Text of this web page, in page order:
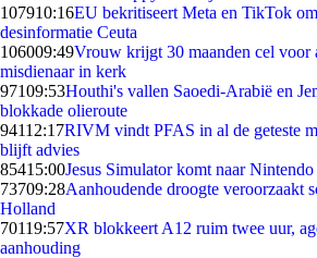
107910:16EU bekritiseert Meta en TikTok
desinformatie Ceuta
106009:49Vrouw krijgt 30 maanden cel voor
misdienaar in kerk
97109:53Houthi's vallen Saoedi-Arabië en
blokkade olieroute
94112:17RIVM vindt PFAS in al de geteste
blijft advies
85415:00Jesus Simulator komt naar
73709:28Aanhoudende droogte veroorzaakt
Holland
70119:57XR blokkeert A12 ruim twee uur,
aanhouding